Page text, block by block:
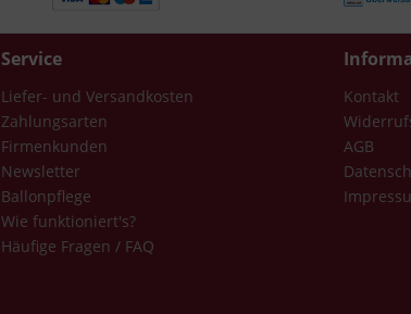
Service
Liefer- und Versandkosten
Zahlungsarten
Firmenkunden
Newsletter
Ballonpflege
Wie funktioniert's?
Häufige Fragen / FAQ
Kontakt
AGB